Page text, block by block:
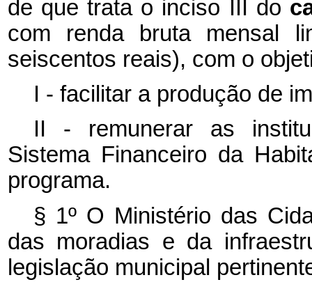
de que trata o inciso III do
com renda bruta mensal
seiscentos reais), com o
I - facilitar a produção de
II - remunerar as
Sistema Financeiro da
programa.
§ 1º O Ministério das
das moradias e da
legislação municipal